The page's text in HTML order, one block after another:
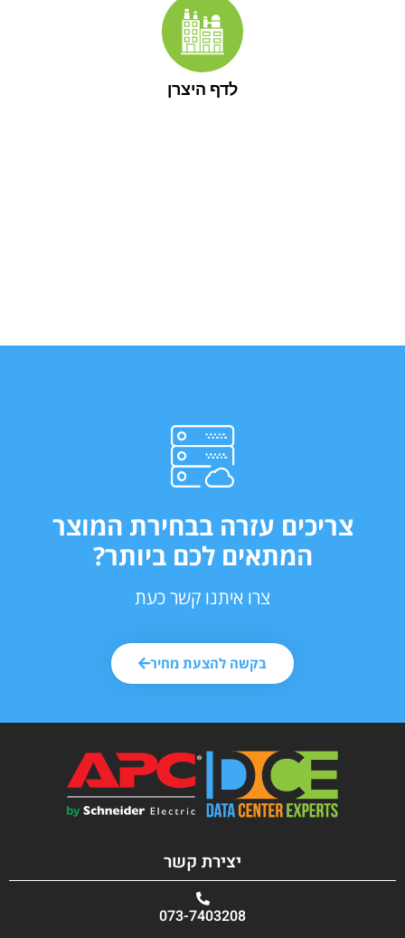
לדף היצרן
צריכים עזרה בבחירת המוצר
המתאים לכם ביותר?
צרו איתנו קשר כעת
בקשה להצעת מחיר
יצירת קשר
073-7403208